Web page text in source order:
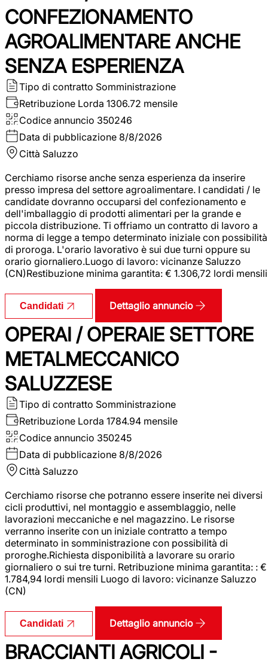
CONFEZIONAMENTO
AGROALIMENTARE ANCHE
SENZA ESPERIENZA
Tipo di contratto Somministrazione
Retribuzione Lorda 1306.72 mensile
Codice annuncio 350246
Data di pubblicazione 8/8/2026
Città Saluzzo
Cerchiamo risorse anche senza esperienza da inserire
presso impresa del settore agroalimentare. I candidati / le
candidate dovranno occuparsi del confezionamento e
dell'imballaggio di prodotti alimentari per la grande e
piccola distribuzione. Ti offriamo un contratto di lavoro a
norma di legge a tempo determinato iniziale con possibilità
di proroga. L'orario lavorativo è sui due turni oppure su
orario giornaliero.Luogo di lavoro: vicinanze Saluzzo
(CN)Restibuzione minima garantita: € 1.306,72 lordi mensili
Candidati Dettaglio annuncio
OPERAI / OPERAIE SETTORE
METALMECCANICO
SALUZZESE
Tipo di contratto Somministrazione
Retribuzione Lorda 1784.94 mensile
Codice annuncio 350245
Data di pubblicazione 8/8/2026
Città Saluzzo
Cerchiamo risorse che potranno essere inserite nei diversi
cicli produttivi, nel montaggio e assemblaggio, nelle
lavorazioni meccaniche e nel magazzino. Le risorse
verranno inserite con un iniziale contratto a tempo
determinato in somministrazione con possibilità di
proroghe.Richiesta disponibilità a lavorare su orario
giornaliero o sui tre turni. Retribuzione minima garantita: : €
1.784,94 lordi mensili Luogo di lavoro: vicinanze Saluzzo
(CN)
Candidati Dettaglio annuncio
BRACCIANTI AGRICOLI -